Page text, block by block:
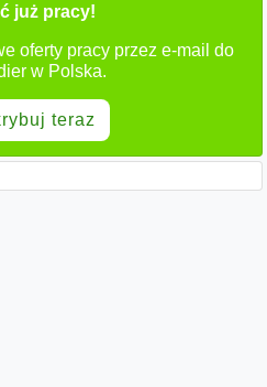
już pracy!
oferty pracy przez e-mail do
w Polska.
teraz